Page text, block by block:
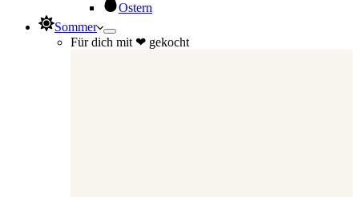
Ostern
Sommer
Für dich mit ❤ gekocht